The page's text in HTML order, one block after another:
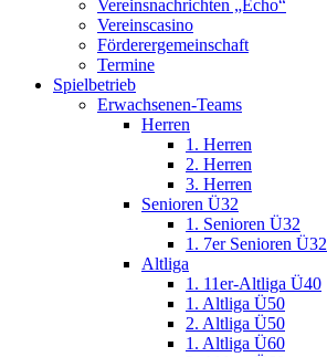
Vereinsnachrichten „Echo“
Vereinscasino
Förderergemeinschaft
Termine
Spielbetrieb
Erwachsenen-Teams
Herren
1. Herren
2. Herren
3. Herren
Senioren Ü32
1. Senioren Ü32
1. 7er Senioren Ü32
Altliga
1. 11er-Altliga Ü40
1. Altliga Ü50
2. Altliga Ü50
1. Altliga Ü60